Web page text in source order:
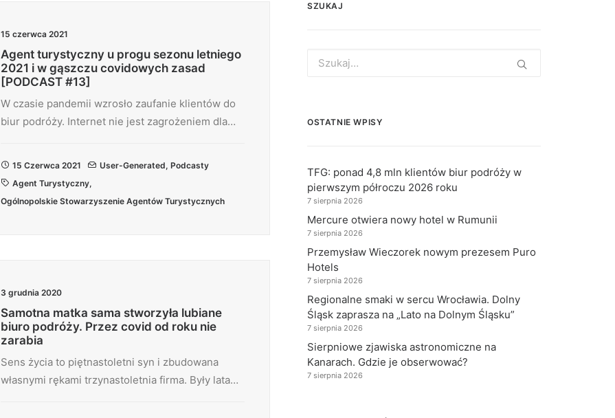
15 czerwca 2021
Agent turystyczny u progu sezonu letniego
2021 i w gąszczu covidowych zasad
[PODCAST #13]
W czasie pandemii wzrosło zaufanie klientów do
biur podróży. Internet nie jest zagrożeniem dla…
15 Czerwca 2021 User-Generated, Podcasty
Agent Turystyczny,
Ogólnopolskie Stowarzyszenie Agentów Turystycznych
3 grudnia 2020
Samotna matka sama stworzyła lubiane
biuro podróży. Przez covid od roku nie
zarabia
Sens życia to piętnastoletni syn i zbudowana
własnymi rękami trzynastoletnia firma. Były lata…
SZUKAJ
for:
OSTATNIE WPISY
TFG: ponad 4,8 mln klientów biur podróży w
pierwszym półroczu 2026 roku
7 sierpnia 2026
Mercure otwiera nowy hotel w Rumunii
7 sierpnia 2026
Przemysław Wieczorek nowym prezesem Puro
Hotels
7 sierpnia 2026
Regionalne smaki w sercu Wrocławia. Dolny
Śląsk zaprasza na „Lato na Dolnym Śląsku”
7 sierpnia 2026
Sierpniowe zjawiska astronomiczne na
Kanarach. Gdzie je obserwować?
7 sierpnia 2026